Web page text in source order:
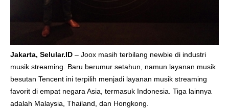
Jakarta, Selular.ID – Joox masih terbilang newbie di industri
musik streaming. Baru berumur setahun, namun layanan musik
besutan Tencent ini terpilih menjadi layanan musik streaming
favorit di empat negara Asia, termasuk Indonesia. Tiga lainnya
adalah Malaysia, Thailand, dan Hongkong.